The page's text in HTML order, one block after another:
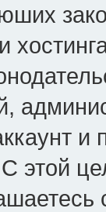
и
этой